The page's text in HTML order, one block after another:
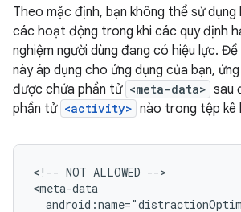
Theo mặc định, bạn không thể sử
các hoạt động trong khi các quy định
nghiệm người dùng đang có hiệu lực.
này áp dụng cho ứng dụng của bạn,
được chứa phần tử <meta-data> sau
phần tử <activity> nào trong tệp kê
<!-- NOT ALLOWED -->